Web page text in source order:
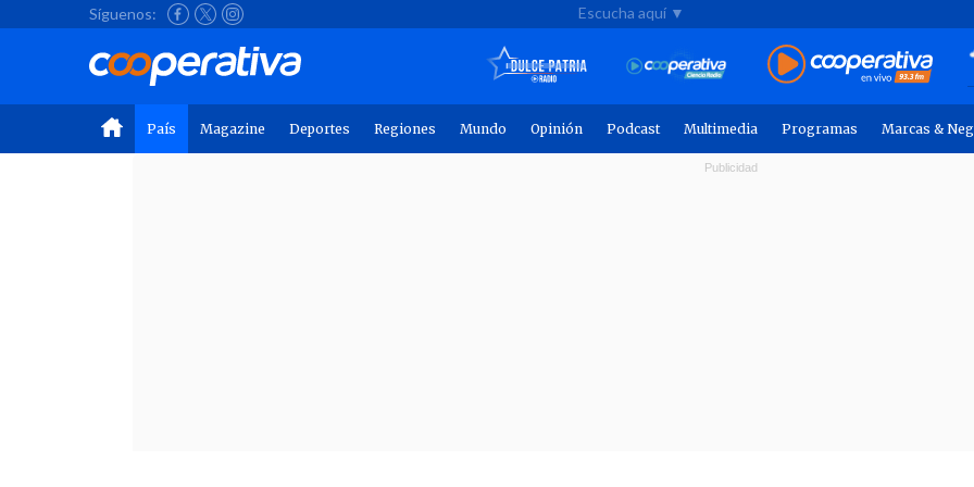
Síguenos: Escucha aquí ▼
País Magazine Deportes Regiones Mundo Opinión Podcast Multimedia Programas Marcas &